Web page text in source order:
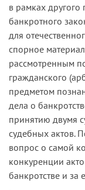
в рамках другого
банкротного
для
спорное
рассмотренным
гражданского
предметом
дела о
принятию двумя
судебных актов.
вопрос о самой
конкуренции
банкротстве и за